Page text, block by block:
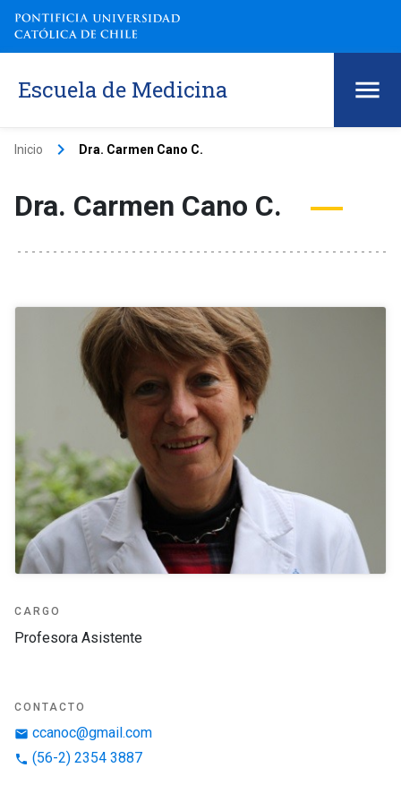
Escuela de Medicina
Inicio keyboard_arrow_right Dra. Carmen Cano C.
Dra. Carmen Cano C.
CARGO
Profesora Asistente
CONTACTO
email ccanoc@gmail.com
phone (56-2) 2354 3887